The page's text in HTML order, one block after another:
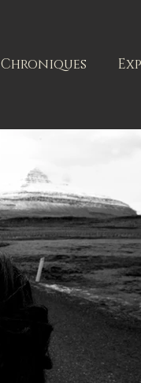
Chroniques